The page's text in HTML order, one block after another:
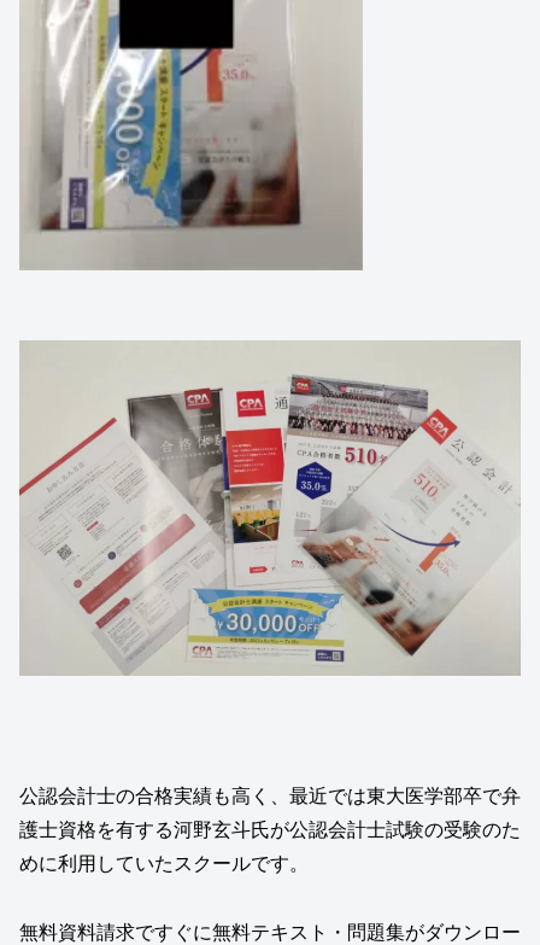
公認会計士の合格実績も高く、最近では東大医学部卒で弁
護士資格を有する河野玄斗氏が公認会計士試験の受験のた
めに利用していたスクールです。
無料資料請求ですぐに無料テキスト・問題集がダウンロー